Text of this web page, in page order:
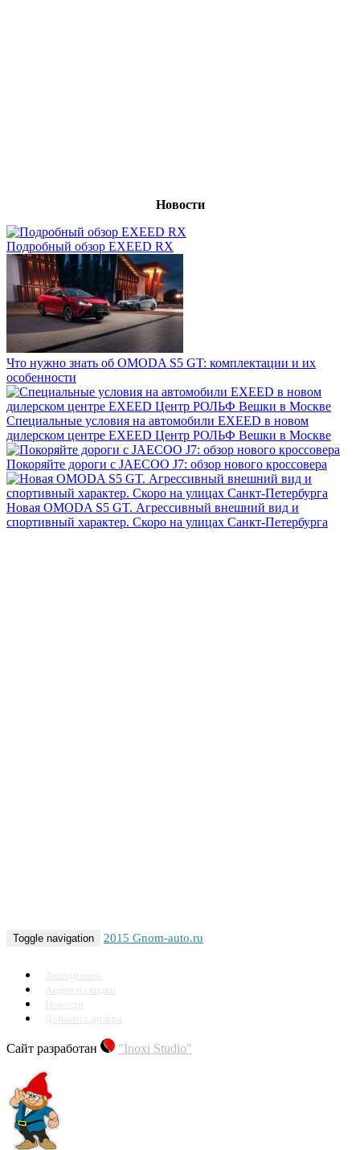
Новости
Подробный обзор EXEED RX
Что нужно знать об OMODA S5 GT: комплектации и их
особенности
Специальные условия на автомобили EXEED в новом
дилерском центре EXEED Центр РОЛЬФ Вешки в Москве
Покоряйте дороги с JAECOO J7: обзор нового кроссовера
Новая OMODA S5 GT. Агрессивный внешний вид и
спортивный характер. Скоро на улицах Санкт-Петербурга
Toggle navigation 2015 Gnom-auto.ru
Автодилеры
Акции и скидки
Новости
Добавить дилера
Сайт разработан "Inoxi Studio"